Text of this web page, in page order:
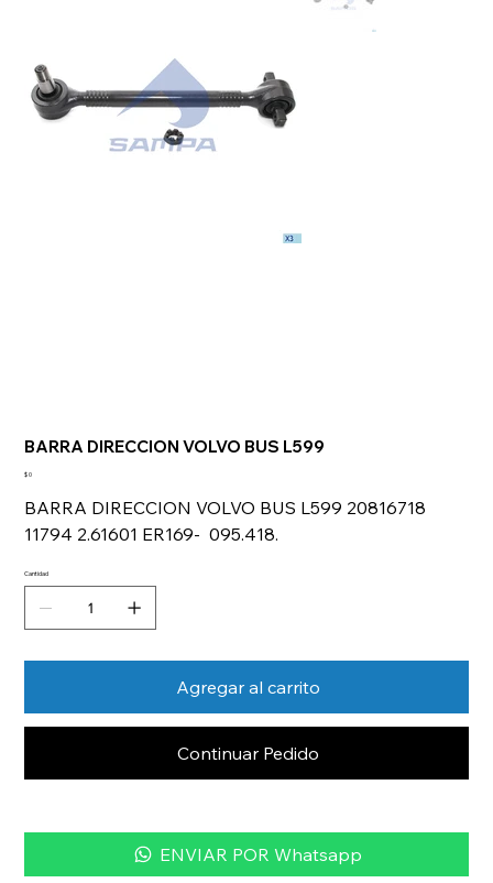
BARRA DIRECCION VOLVO BUS L599
Precio
$ 0
BARRA DIRECCION VOLVO BUS L599 20816718
11794 2.61601 ER169- 095.418.
Cantidad
Agregar al carrito
Continuar Pedido
ENVIAR POR Whatsapp